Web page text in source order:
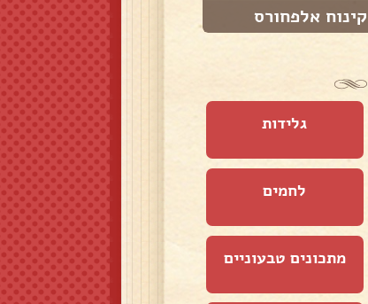
קינוח אלפחורס
גלידות
לחמים
מתכונים טבעוניים